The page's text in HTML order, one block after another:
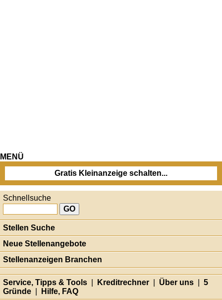
MENÜ
Gratis Kleinanzeige schalten...
Schnellsuche
Stellen Suche
Neue Stellenangebote
Stellenanzeigen Branchen
Service, Tipps & Tools Kreditrechner Über uns
5
Gründe
Hilfe, FAQ